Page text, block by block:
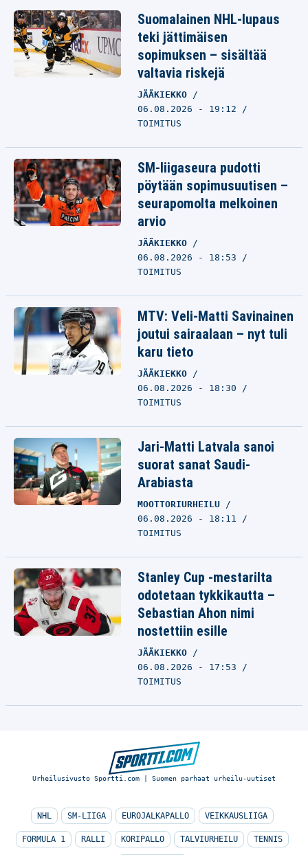
Suomalainen NHL-lupaus
teki jättimäisen
sopimuksen – sisältää
valtavia riskejä
JÄÄKIEKKO
06.08.2026 - 19:12
TOIMITUS
SM-liigaseura pudotti
pöytään sopimusuutisen –
seurapomolta melkoinen
arvio
JÄÄKIEKKO
06.08.2026 - 18:53
TOIMITUS
MTV: Veli-Matti Savinainen
joutui sairaalaan – nyt tuli
karu tieto
JÄÄKIEKKO
06.08.2026 - 18:30
TOIMITUS
Jari-Matti Latvala sanoi
suorat sanat Saudi-
Arabiasta
MOOTTORIURHEILU
06.08.2026 - 18:11
TOIMITUS
Stanley Cup -mestarilta
odotetaan tykkikautta –
Sebastian Ahon nimi
nostettiin esille
JÄÄKIEKKO
06.08.2026 - 17:53
TOIMITUS
Urheilusivusto Sportti.com | Suomen parhaat urheilu-uutiset
NHL SM-LIIGA EUROJALKAPALLO VEIKKAUSLIIGA
FORMULA 1 RALLI KORIPALLO TALVIURHEILU TENNIS